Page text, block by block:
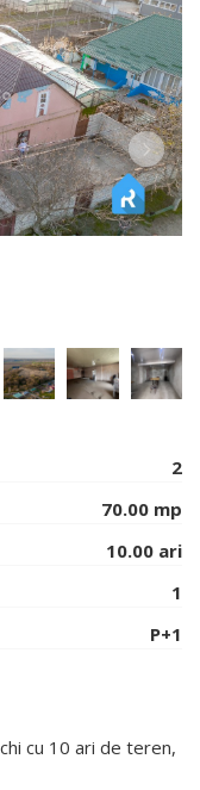
2
70.00 mp
10.00 ari
1
P+1
cu 10 ari de teren,